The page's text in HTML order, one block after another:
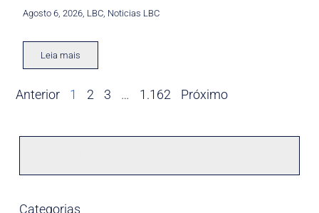
Agosto 6, 2026 LBC Noticias LBC
Leia mais
Anterior 1 2 3 … 1.162 Próximo
Categorias